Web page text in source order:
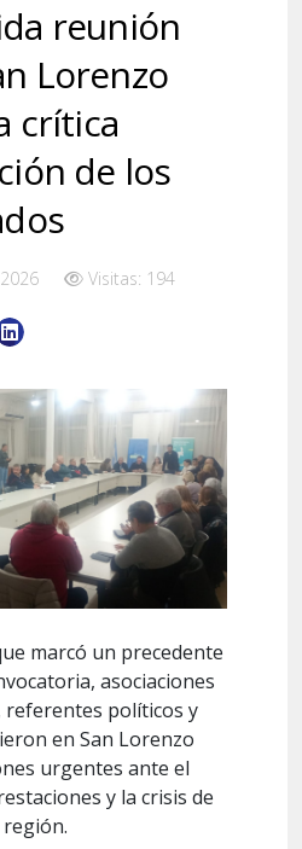
reunión
Lorenzo
crítica
de los
Visitas: 194
marcó un precedente
asociaciones
referentes políticos y
en San Lorenzo
urgentes ante el
y la crisis de